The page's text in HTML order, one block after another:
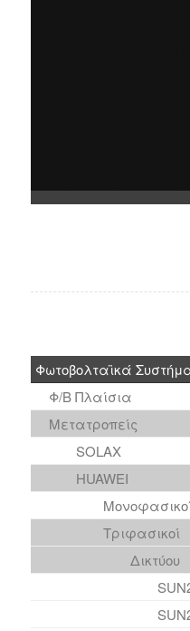
Φωτοβολταϊκά
Φ/Β Πλαίσια
Μετατροπείς
SOLAX
HUAWEI
Τριφασικοί
Δικτύου